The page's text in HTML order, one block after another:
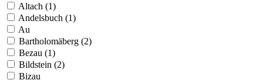
Altach (1)
Andelsbuch (1)
Au
Bartholomäberg (2)
Bezau (1)
Bildstein (2)
Bizau